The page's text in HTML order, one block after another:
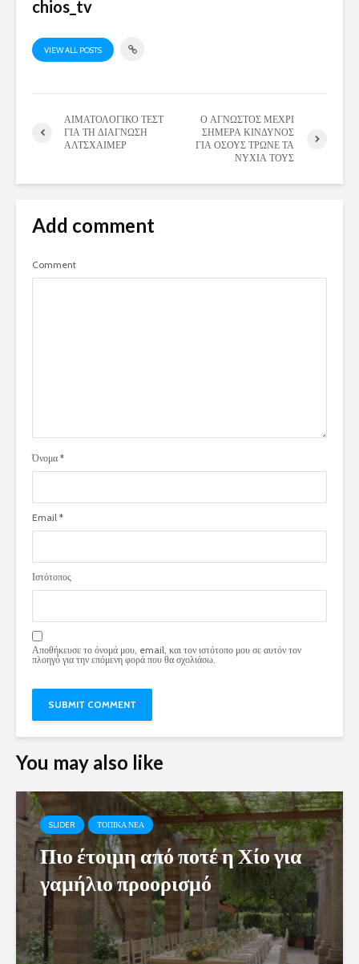
chios_tv
VIEW ALL POSTS
ΑΙΜΑΤΟΛΟΓΙΚΟ ΤΕΣΤ
ΓΙΑ ΤΗ ΔΙΑΓΝΩΣΗ
ΑΛΤΣΧΑΙΜΕΡ
Ο ΑΓΝΩΣΤΟΣ ΜΕΧΡΙ
ΣΗΜΕΡΑ ΚΙΝΔΥΝΟΣ
ΓΙΑ ΟΣΟΥΣ ΤΡΩΝΕ ΤΑ
ΝΥΧΙΑ ΤΟΥΣ
Add comment
Comment
Όνομα *
Email *
Ιστότοπος
Αποθήκευσε το όνομά μου, email, και τον ιστότοπο μου σε αυτόν τον
πλοηγό για την επόμενη φορά που θα σχολιάσω.
You may also like
SLIDER ΤΟΠΙΚΑ ΝΕΑ
Πιο έτοιμη από ποτέ η Χίο για
γαμήλιο προορισμό